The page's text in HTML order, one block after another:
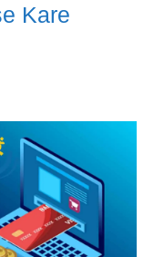
Kare